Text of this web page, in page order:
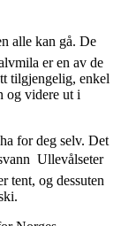
kan gå. De
er en av de
tilgjengelig, enkel
og videre ut i
for deg selv. Det
 Ullevålseter
tent, og dessuten